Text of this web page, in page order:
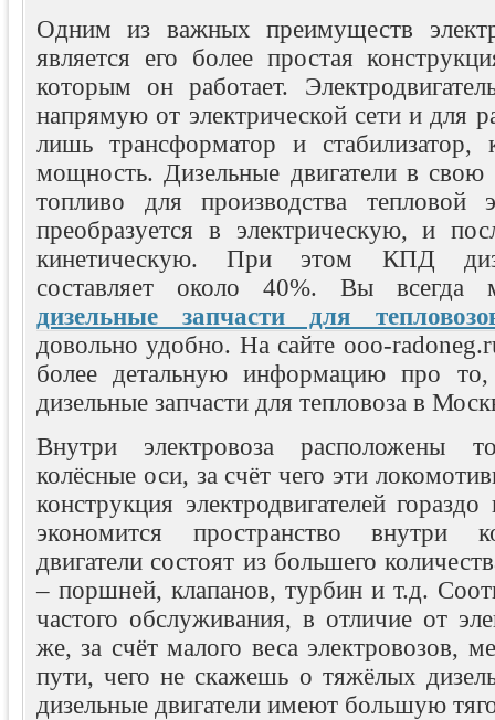
Одним из важных преимуществ
является его более простая
которым он работает.
напрямую от электрической сети и для
лишь трансформатор и стабилизатор,
мощность. Дизельные двигатели в свою
топливо для производства тепловой
преобразуется в электрическую, и
кинетическую. При этом КПД
составляет около 40%. Вы всегда
дизельные запчасти для
довольно удобно. На сайте ooo-
более детальную информацию про
дизельные запчасти для тепловоза в
Внутри электровоза расположены
колёсные оси, за счёт чего эти
конструкция электродвигателей
экономится пространство внутри
двигатели состоят из большего
– поршней, клапанов, турбин и т.д.
частого обслуживания, в отличие от
же, за счёт малого веса электровозов,
пути, чего не скажешь о тяжёлых
дизельные двигатели имеют большую